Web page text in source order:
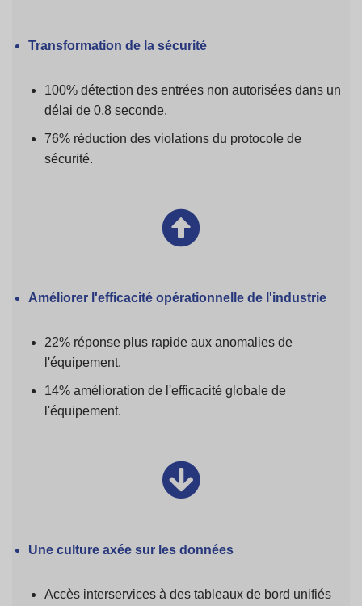
Transformation de la sécurité
100% détection des entrées non autorisées dans un
délai de 0,8 seconde.
76% réduction des violations du protocole de
sécurité.
Améliorer l'efficacité opérationnelle de l'industrie
22% réponse plus rapide aux anomalies de
l'équipement.
14% amélioration de l'efficacité globale de
l'équipement.
Une culture axée sur les données
Accès interservices à des tableaux de bord unifiés